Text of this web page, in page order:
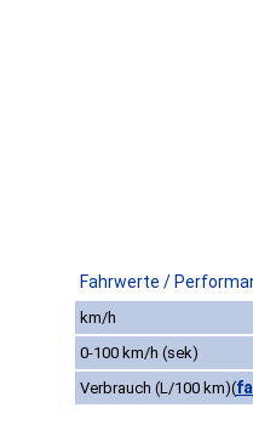
Fahrwerte /
km/h
0-100 km/h (sek)
Verbrauch (L/100 km)(